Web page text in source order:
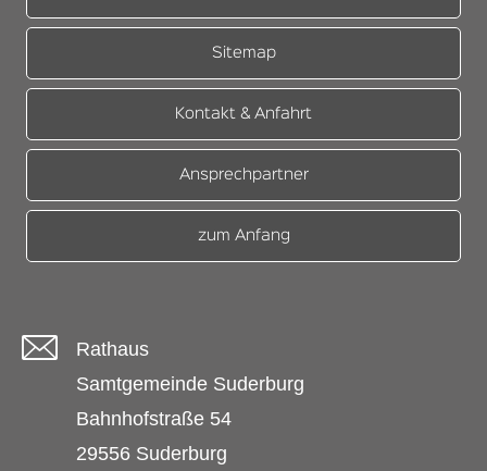
Sitemap
Kontakt & Anfahrt
Ansprechpartner
zum Anfang
Rathaus
Samtgemeinde Suderburg
Bahnhofstraße 54
29556 Suderburg